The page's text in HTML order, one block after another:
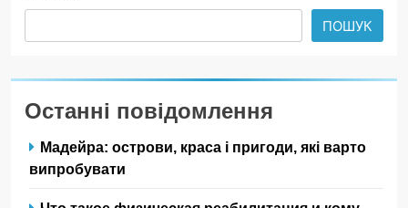
ПОШУК
Останні повідомлення
Мадейра: острови, краса і пригоди, які варто
випробувати